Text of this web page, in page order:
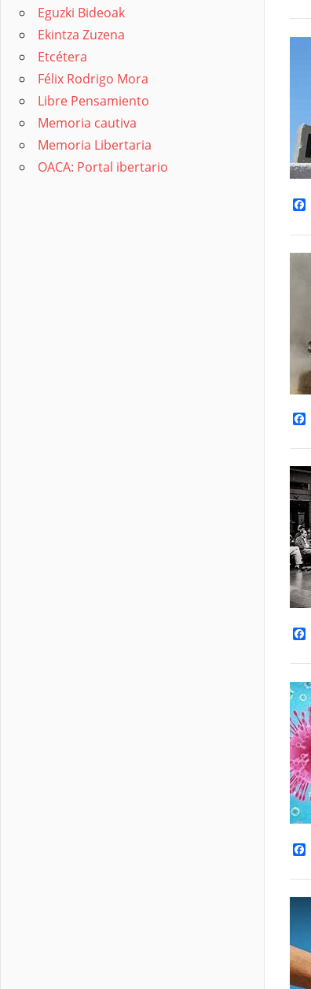
Eguzki Bideoak
Ekintza Zuzena
Etcétera
Félix Rodrigo Mora
Libre Pensamiento
Memoria cautiva
Memoria Libertaria
OACA: Portal ibertario